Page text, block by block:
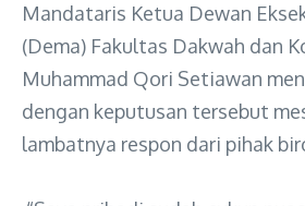
Mandataris Ketua Dewan
(Dema) Fakultas Dakwah dan
Muhammad Qori Setiawan
dengan keputusan tersebut
lambatnya respon dari pihak